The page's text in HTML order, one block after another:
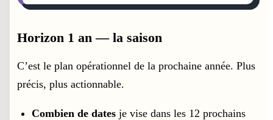
Horizon 1 an — la saison
C’est le plan opérationnel de la prochaine année. Plus
précis, plus actionnable.
Combien de dates je vise dans les 12 prochains